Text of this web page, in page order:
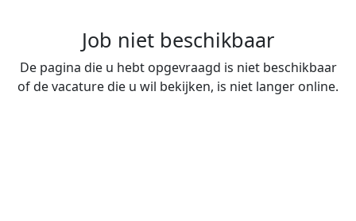
Job niet beschikbaar
De pagina die u hebt opgevraagd is niet beschikbaar
of de vacature die u wil bekijken, is niet langer online.